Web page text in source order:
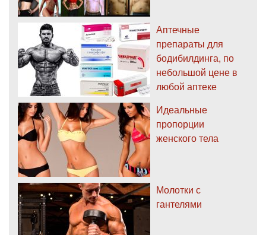
Аптечные
препараты для
бодибилдинга, по
небольшой цене в
любой аптеке
Идеальные
пропорции
женского тела
Молотки с
гантелями